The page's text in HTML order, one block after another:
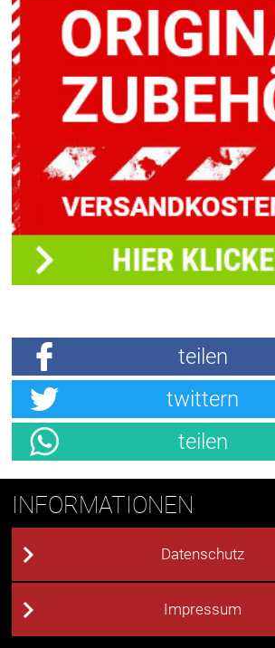
teilen
twittern
teilen
INFORMATIONEN
Datenschutz
Impressum